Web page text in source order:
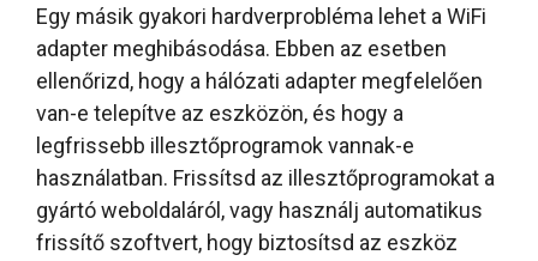
Egy másik gyakori hardverprobléma lehet a WiFi
adapter meghibásodása. Ebben az esetben
ellenőrizd, hogy a hálózati adapter megfelelően
van-e telepítve az eszközön, és hogy a
legfrissebb illesztőprogramok vannak-e
használatban. Frissítsd az illesztőprogramokat a
gyártó weboldaláról, vagy használj automatikus
frissítő szoftvert, hogy biztosítsd az eszköz